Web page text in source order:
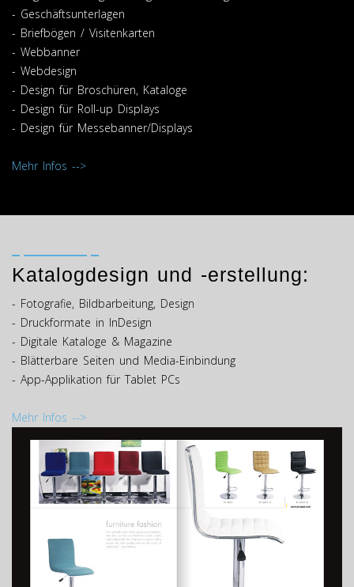
- Geschäftsunterlagen
- Briefbögen / Visitenkarten
- Webbanner
- Webdesign
- Design für Broschüren, Kataloge
- Design für Roll-up Displays
- Design für Messebanner/Displays
Mehr Infos -->
Katalogdesign und -erstellung:
- Fotografie, Bildbarbeitung, Design
- Druckformate in InDesign
- Digitale Kataloge & Magazine
- Blätterbare Seiten und Media-Einbindung
- App-Applikation für Tablet PCs
Mehr Infos -->